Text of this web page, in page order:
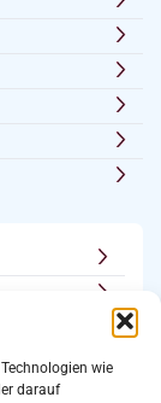
wie
darauf